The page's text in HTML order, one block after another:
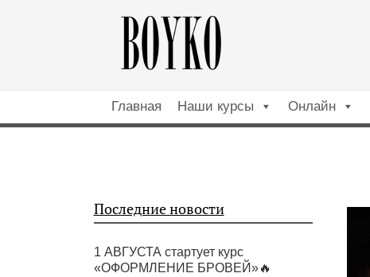
Главная Наши курсы Онлайн
Последние новости
1 АВГУСТА стартует курс
«ОФОРМЛЕНИЕ БРОВЕЙ»🔥